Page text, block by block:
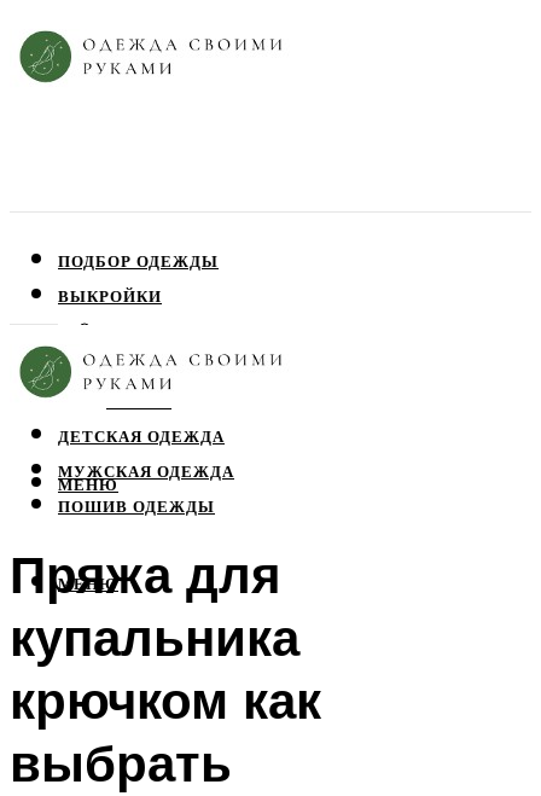
ПОДБОР ОДЕЖДЫ
ВЫКРОЙКИ
ЮБКИ
ДЕТСКАЯ ОДЕЖДА
МУЖСКАЯ ОДЕЖДА
ПОШИВ ОДЕЖДЫ
МЕНЮ
МЕНЮ
Пряжа для
купальника
крючком как
выбрать